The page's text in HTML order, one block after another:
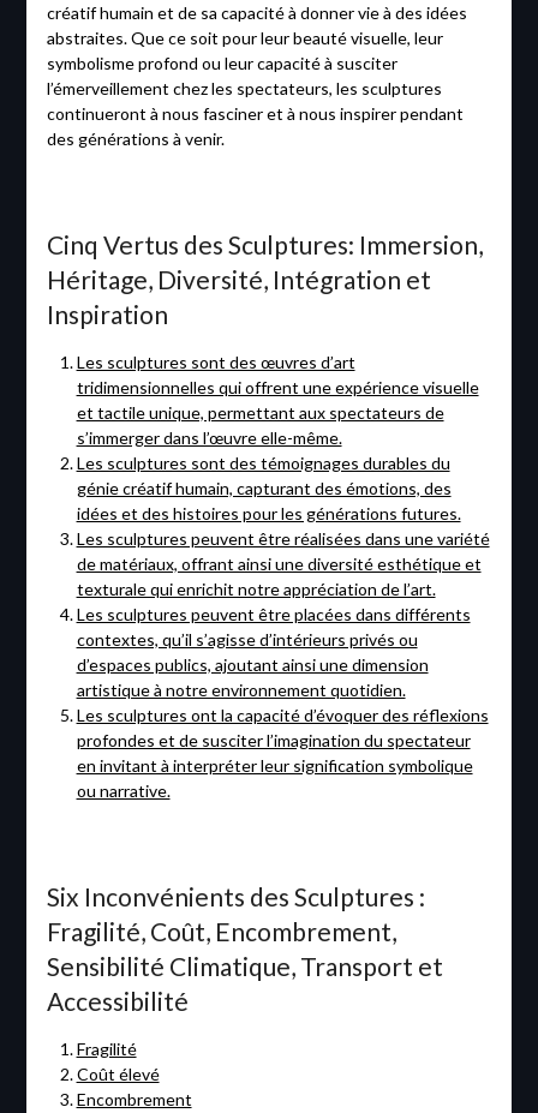
créatif humain et de sa capacité à donner vie à des idées
abstraites. Que ce soit pour leur beauté visuelle, leur
symbolisme profond ou leur capacité à susciter
l’émerveillement chez les spectateurs, les sculptures
continueront à nous fasciner et à nous inspirer pendant
des générations à venir.
Cinq Vertus des Sculptures: Immersion,
Héritage, Diversité, Intégration et
Inspiration
Les sculptures sont des œuvres d’art
tridimensionnelles qui offrent une expérience visuelle
et tactile unique, permettant aux spectateurs de
s’immerger dans l’œuvre elle-même.
Les sculptures sont des témoignages durables du
génie créatif humain, capturant des émotions, des
idées et des histoires pour les générations futures.
Les sculptures peuvent être réalisées dans une variété
de matériaux, offrant ainsi une diversité esthétique et
texturale qui enrichit notre appréciation de l’art.
Les sculptures peuvent être placées dans différents
contextes, qu’il s’agisse d’intérieurs privés ou
d’espaces publics, ajoutant ainsi une dimension
artistique à notre environnement quotidien.
Les sculptures ont la capacité d’évoquer des réflexions
profondes et de susciter l’imagination du spectateur
en invitant à interpréter leur signification symbolique
ou narrative.
Six Inconvénients des Sculptures :
Fragilité, Coût, Encombrement,
Sensibilité Climatique, Transport et
Accessibilité
Fragilité
Coût élevé
Encombrement